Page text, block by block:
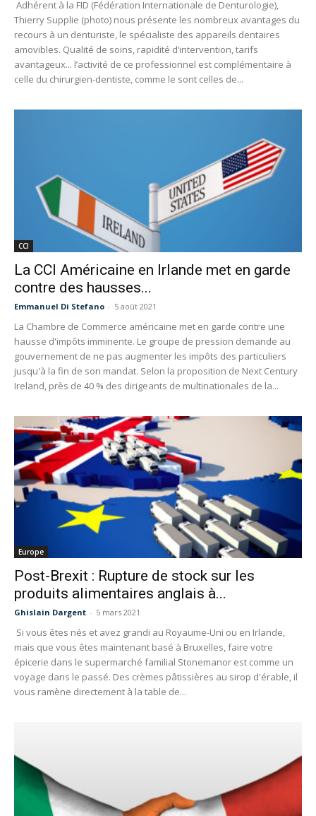
Adhérent à la FID (Fédération Internationale de Denturologie),
Thierry Supplie (photo) nous présente les nombreux avantages du
recours à un denturiste, le spécialiste des appareils dentaires
amovibles. Qualité de soins, rapidité d’intervention, tarifs
avantageux... l’activité de ce professionnel est complémentaire à
celle du chirurgien-dentiste, comme le sont celles de...
CCI
La CCI Américaine en Irlande met en garde
contre des hausses...
Emmanuel Di Stefano - 5 août 2021
La Chambre de Commerce américaine met en garde contre une
hausse d'impôts imminente. Le groupe de pression demande au
gouvernement de ne pas augmenter les impôts des particuliers
jusqu'à la fin de son mandat. Selon la proposition de Next Century
Ireland, près de 40 % des dirigeants de multinationales de la...
Europe
Post-Brexit : Rupture de stock sur les
produits alimentaires anglais à...
Ghislain Dargent - 5 mars 2021
Si vous êtes nés et avez grandi au Royaume-Uni ou en Irlande,
mais que vous êtes maintenant basé à Bruxelles, faire votre
épicerie dans le supermarché familial Stonemanor est comme un
voyage dans le passé. Des crèmes pâtissières au sirop d'érable, il
vous ramène directement à la table de...